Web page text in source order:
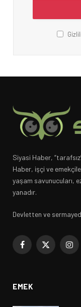
Siyasi Haber,
Haber, işçi ve
yaşam savunucuları,
yanadır.
Devletten ve
Facebook
X
EMEK